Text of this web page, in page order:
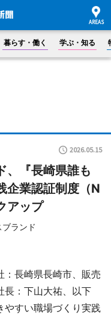
暮らす・働く 学ぶ・知る
2026.05.15
、『長崎県誰も
企業認証制度（N
アップ
ランド
：長崎県長崎市、販売
長：下山大祐、以下
やすい職場づくり実践